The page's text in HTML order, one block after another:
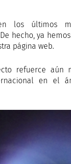
en los últimos
hecho, ya
página web.
refuerce aún
en el